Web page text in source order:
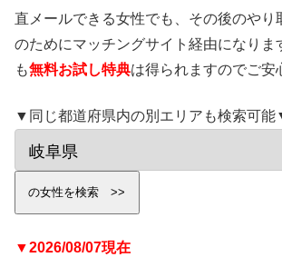
直メールできる女性でも、その後のやり
のためにマッチングサイト経由になりま
も無料お試し特典は得られますのでご安
▼同じ都道府県内の別エリアも検索可能
▼2026/08/07現在